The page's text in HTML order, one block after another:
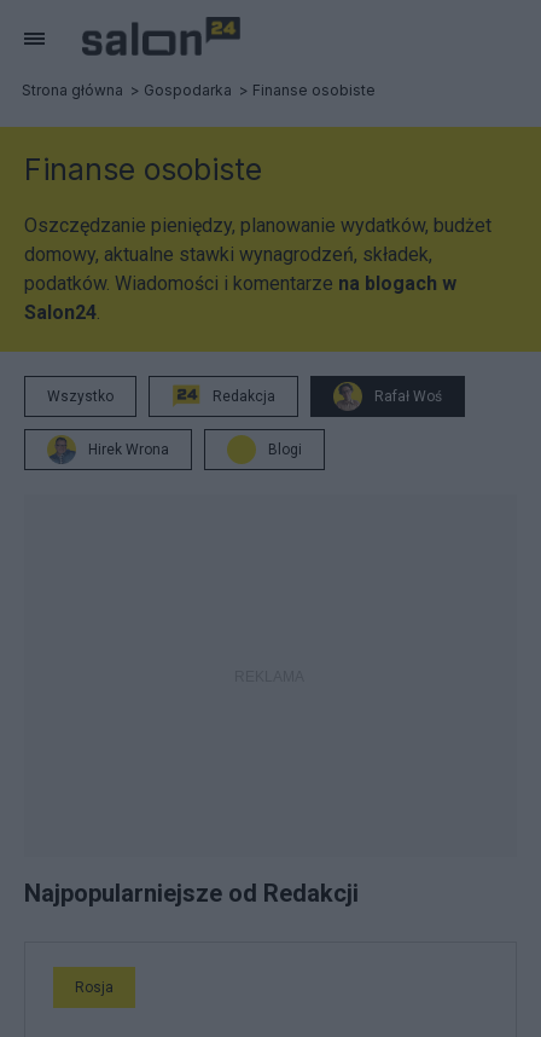
Strona główna Gospodarka Finanse osobiste
Finanse osobiste
Oszczędzanie pieniędzy, planowanie wydatków, budżet
domowy, aktualne stawki wynagrodzeń, składek,
podatków. Wiadomości i komentarze na blogach w
Salon24.
Wszystko Redakcja Rafał Woś
Hirek Wrona Blogi
Najpopularniejsze od Redakcji
Rosja